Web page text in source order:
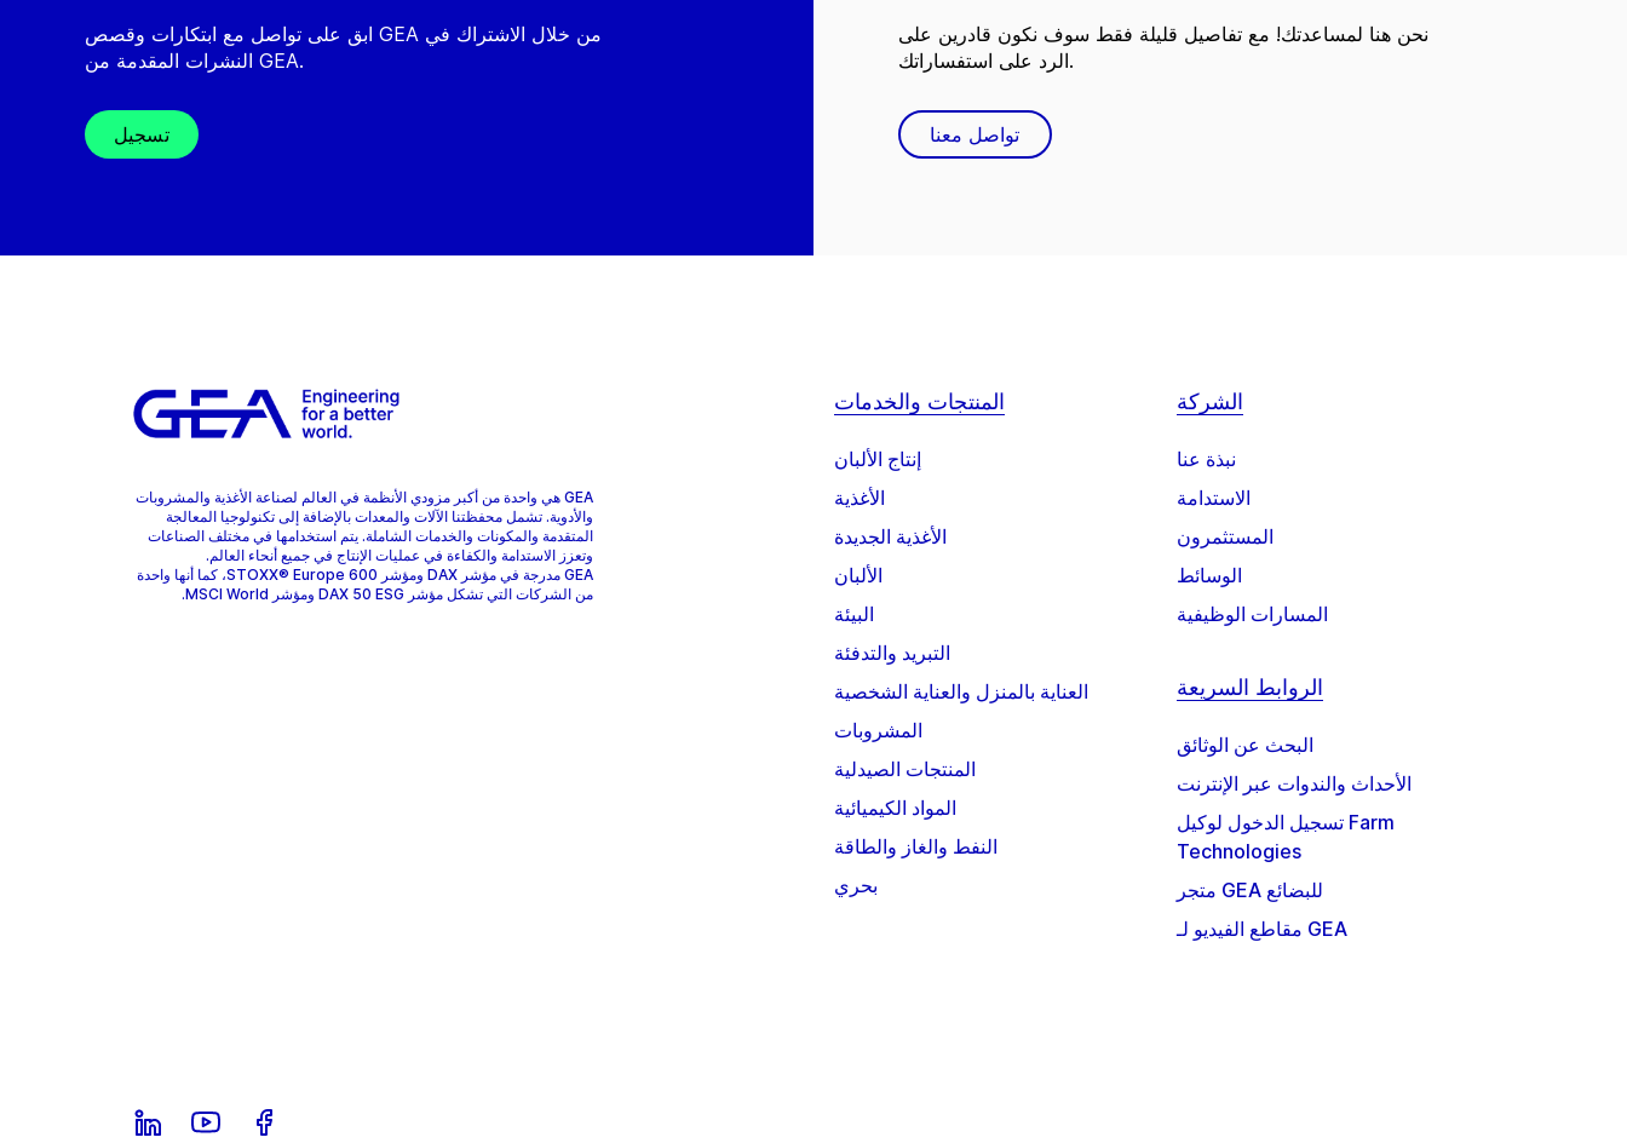
ابق على تواصل مع ابتكارات وقصص GEA من خلال الاشتراك في
النشرات المقدمة من GEA.
تسجيل
نحن هنا لمساعدتك! مع تفاصيل قليلة فقط سوف نكون قادرين على
الرد على استفساراتك.
تواصل معنا
GEA هي واحدة من أكبر مزودي الأنظمة في العالم لصناعة الأغذية والمشروبات
والأدوية. تشمل محفظتنا الآلات والمعدات بالإضافة إلى تكنولوجيا المعالجة
المتقدمة والمكونات والخدمات الشاملة. يتم استخدامها في مختلف الصناعات
وتعزز الاستدامة والكفاءة في عمليات الإنتاج في جميع أنحاء العالم.
GEA مدرجة في مؤشر DAX ومؤشر STOXX® Europe 600، كما أنها واحدة
من الشركات التي تشكل مؤشر DAX 50 ESG ومؤشر MSCI World.
المنتجات والخدمات
إنتاج الألبان
الأغذية
الأغذية الجديدة
الألبان
البيئة
التبريد والتدفئة
العناية بالمنزل والعناية الشخصية
المشروبات
المنتجات الصيدلية
المواد الكيميائية
النفط والغاز والطاقة
بحري
الشركة
نبذة عنا
الاستدامة
المستثمرون
الوسائط
المسارات الوظيفية
الروابط السريعة
البحث عن الوثائق
الأحداث والندوات عبر الإنترنت
تسجيل الدخول لوكيل Farm
Technologies
متجر GEA للبضائع
مقاطع الفيديو لـ GEA